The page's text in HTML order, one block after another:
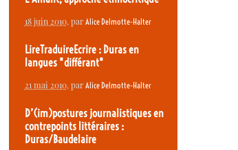
18 juin 2010, par Alice Delmotte-Halter
LireTraduireEcrire : Duras en
langues "différant"
21 mai 2010, par Alice Delmotte-Halter
D’(im)postures journalistiques en
contrepoints littéraires :
Duras/Baudelaire